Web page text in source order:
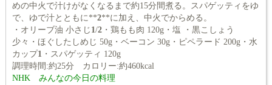
めの中火で汁けがなくなるまで約15分間煮る。スパゲッティをゆ
で、ゆで汁とともに**2**に加え、中火でからめる。
・オリーブ油 小さじ 1 /2・鶏もも肉 120g・塩 ・黒こしょう
少々・ほぐしたしめじ 50g・ベーコン 30g・ピペラード 200g・水
カップ1
・スパゲッティ 120g
調理時間:約25分 カロリー:約460kcal
NHK みんなの今日の料理